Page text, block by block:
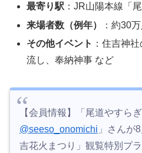
最寄り駅 ：JR山陽本線「
来場者数（例年）
：約30万
その他イベント ：住吉神
流し、奉納神事 など
【会員情報】「尾道やすら
@seeso_onomichi 」さんが
吉花火まつり」観覧特別プ